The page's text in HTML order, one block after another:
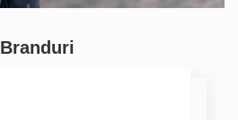
Branduri